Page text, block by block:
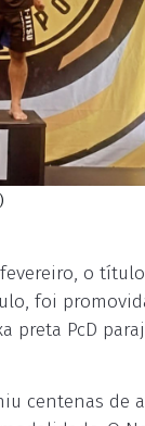
o
foi
preta PcD
centenas de